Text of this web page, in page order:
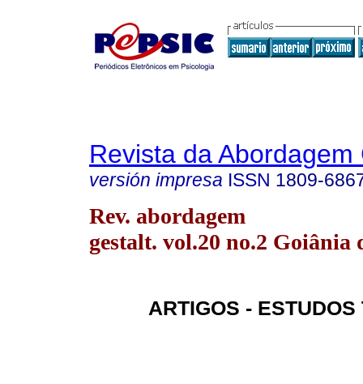
Revista da Abordagem
versión impresa ISSN 1809-
Rev. abordagem
gestalt. vol.20 no.2 Goiânia
ARTIGOS - ESTUDOS